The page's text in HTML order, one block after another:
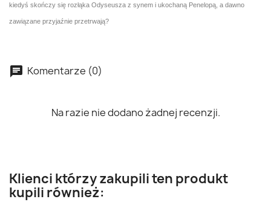
kiedyś skończy się rozłąka Odyseusza z synem i ukochaną Penelopą, a dawno
zawiązane przyjaźnie przetrwają?
Komentarze (0)
Na razie nie dodano żadnej recenzji.
Klienci którzy zakupili ten produkt
kupili również: